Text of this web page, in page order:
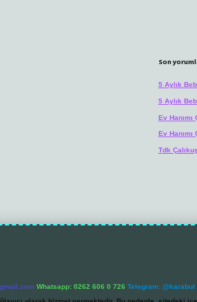
Son
5 Aylık
5 Aylık
Ev Hanımı
Ev Hanımı
Tdk
Whatsapp: 0262 606 0 726 Telegram: @karabul